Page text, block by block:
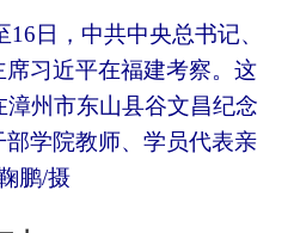
日，中共中央总书记、
习近平在福建考察。这
州市东山县谷文昌纪念
学院教师、学员代表亲
鹏/摄